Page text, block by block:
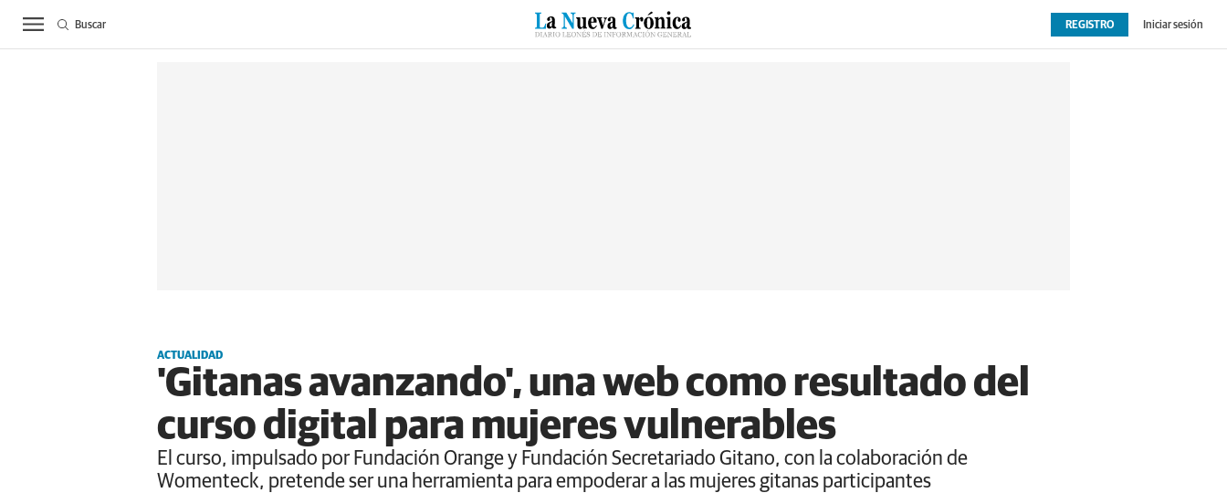
ACTUALIDAD BIERZO SUCESOS CULTURAS ESPECIALES DEPORTES OPINIÓN EXTRAS
REGISTRO Iniciar sesión
Buscar
ACTUALIDAD
'Gitanas avanzando', una web como resultado del
curso digital para mujeres vulnerables
El curso, impulsado por Fundación Orange y Fundación Secretariado Gitano, con la colaboración de
Womenteck, pretende ser una herramienta para empoderar a las mujeres gitanas participantes